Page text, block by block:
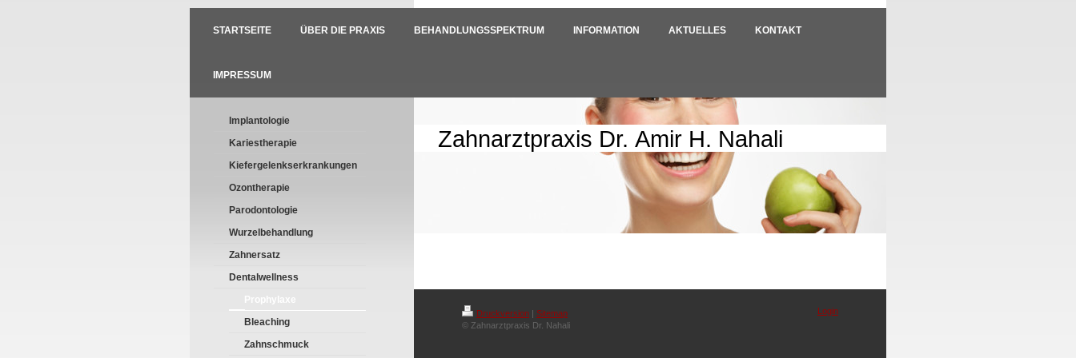
STARTSEITE ÜBER DIE PRAXIS BEHANDLUNGSSPEKTRUM INFORMATION AKTUELLES KONTAKT
IMPRESSUM
Implantologie
Kariestherapie
Kiefergelenkserkrankungen
Ozontherapie
Parodontologie
Wurzelbehandlung
Zahnersatz
Dentalwellness
Prophylaxe
Bleaching
Zahnschmuck
Zahnarztpraxis Dr. Amir H. Nahali
Druckversion | Sitemap
© Zahnarztpraxis Dr. Nahali
Login